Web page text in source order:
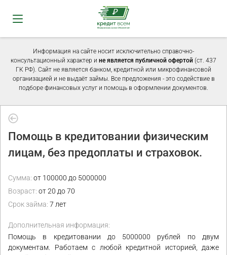
Информация на сайте носит исключительно справочно-
консультационный характер и не является публичной офертой (ст. 437
ГК РФ). Сайт не является банком, кредитной или микрофинансовой
организацией и не выдаёт займы. Все предложения - это содействие в
подборе финансовых услуг и помощь в оформлении документов.
Помощь в кредитовании физическим
лицам, без предоплаты и страховок.
Сумма: от 100000 до 5000000
Возраст: от 20 до 70
Срок займа: 7 лет
Дополнительная информация:
Помощь в кредитовании до 5000000 рублей по двум
документам. Работаем с любой кредитной историей, даже